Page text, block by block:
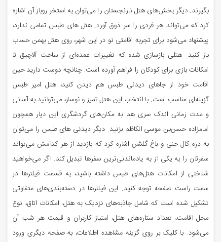
بگیرند. دیگر بخش‌های هتل نارنجستان را می‌توان به استخر روباز آن اشاره
کرد که می‌تواند هر فردی را سر ذوق آورد. هتل های طبس تمامی ندارد،
پیشنهاد می‌شود برای تجربه اقامتی نو در این شهر، روی هتل بهمن حساب
باز کنید. هتلی بازسازی شده که تغییرات عمده‌ای از ساخت آلاچیق تا
امکانات بازی برای کودکان را فراهم آورده است. چنانچه دوست دارید حین
اقامت خود از جاهای دیدنی طبس هم دیدن کنید، هتل امیر طبس
گزینه‌ای مناسب است. با انتخاب این هتل تمیز و نوساز، می‌توانید به آسانی
و مدت زمانی اندک سری هم به مکان‌های گردشگری این دیار همچون
امامزاده حسن‌بن موسی الکاظم بزنید. دیگر دیدنی های طبس را می‌توان
به دره کال جنی و باغ گلشن اشاره کرد که بازدید از هر کدامش می‌تواند
سفرتان را به یکی از به یادماندنی‌ترین سفرها تبدیل کند. اگر می‌خواهید
شناختی از امکانات هتل‌های طبس داشته باشید، به قسمت فیلترها در
سمت راست صفحه توجه کنید. این فیلترها در دسته‌بندی‌های متفاوتی
تشکیل شده است که شامل جاذبه‌های نزدیک به هتل، امکانات اتاق، نوع
محل اقامت، تعداد ستاره‌های هتل، امتیاز کاربران و قیمت هر شب آن
می‌شود. با کلیک بر روی گزینه مشاهده اطلاعات، به صفحه دیگری ورود